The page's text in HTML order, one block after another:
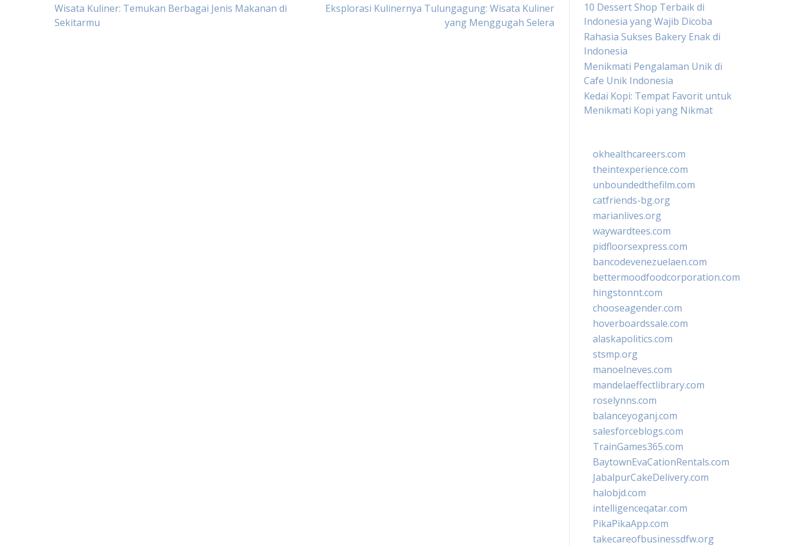
Post
Wisata Kuliner: Temukan Berbagai Jenis Makanan di
Sekitarmu
Eksplorasi Kulinernya Tulungagung: Wisata Kuliner
yang Menggugah Selera
10 Dessert Shop Terbaik di
Indonesia yang Wajib Dicoba
Rahasia Sukses Bakery Enak di
Indonesia
Menikmati Pengalaman Unik di
Cafe Unik Indonesia
Kedai Kopi: Tempat Favorit untuk
Menikmati Kopi yang Nikmat
okhealthcareers.com
theintexperience.com
unboundedthefilm.com
catfriends-bg.org
marianlives.org
waywardtees.com
pidfloorsexpress.com
bancodevenezuelaen.com
bettermoodfoodcorporation.com
hingstonnt.com
chooseagender.com
hoverboardssale.com
alaskapolitics.com
stsmp.org
manoelneves.com
mandelaeffectlibrary.com
roselynns.com
balanceyoganj.com
salesforceblogs.com
TrainGames365.com
BaytownEvaCationRentals.com
JabalpurCakeDelivery.com
halobjd.com
intelligenceqatar.com
PikaPikaApp.com
takecareofbusinessdfw.org